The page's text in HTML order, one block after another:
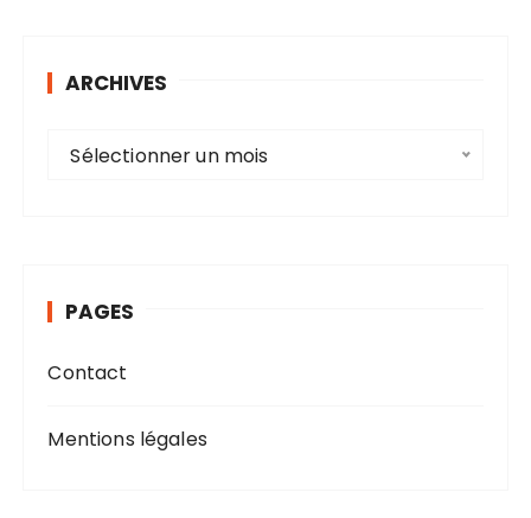
ARCHIVES
e
Sélectionner un mois
PAGES
Contact
Mentions légales